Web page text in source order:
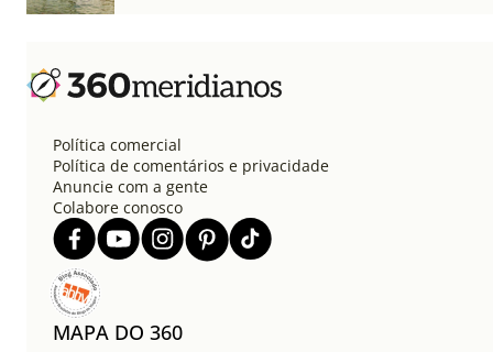
Política comercial
Política de comentários e privacidade
Anuncie com a gente
Colabore conosco
MAPA DO 360